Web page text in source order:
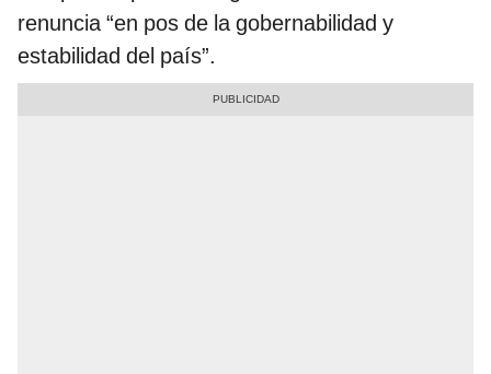
renuncia “en pos de la gobernabilidad y
estabilidad del país”.